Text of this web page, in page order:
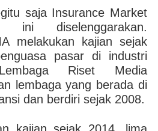
saja Insurance Market
ini diselenggarakan.
melakukan kajian sejak
pasar di industri
Riset Media
lembaga yang berada di
dan berdiri sejak 2008.